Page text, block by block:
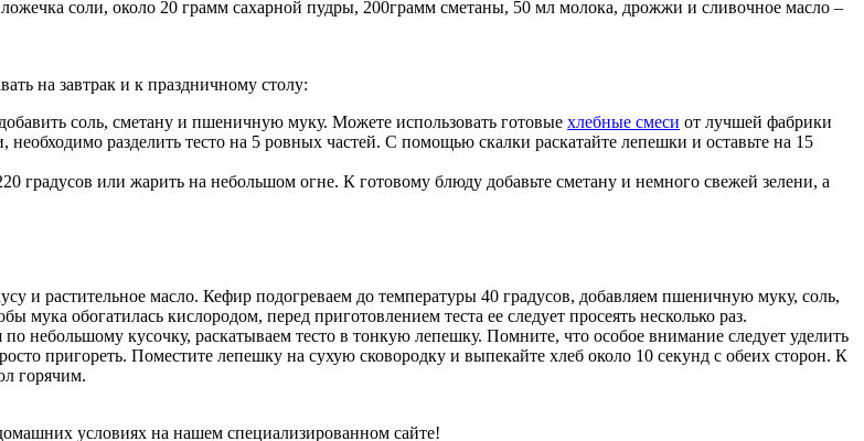
соли, около 20 грамм сахарной пудры, 200грамм сметаны, 50 мл молока, дрожжи и сливочное масло –
на завтрак и к праздничному столу:
соль, сметану и пшеничную муку. Можете использовать готовые хлебные смеси от лучшей фабрики
разделить тесто на 5 ровных частей. С помощью скалки раскатайте лепешки и оставьте на 15
градусов или жарить на небольшом огне. К готовому блюду добавьте сметану и немного свежей зелени, а
и растительное масло. Кефир подогреваем до температуры 40 градусов, добавляем пшеничную муку, соль,
обогатилась кислородом, перед приготовлением теста ее следует просеять несколько раз.
небольшому кусочку, раскатываем тесто в тонкую лепешку. Помните, что особое внимание следует уделить
пригореть. Поместите лепешку на сухую сковородку и выпекайте хлеб около 10 секунд с обеих сторон. К
горячим.
условиях на нашем специализированном сайте!